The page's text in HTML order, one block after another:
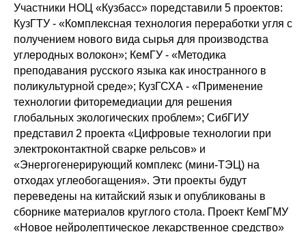
Участники НОЦ «Кузбасс» поредставили 5 проектов:
КузГТУ - «Комплексная технология переработки угля с
получением нового вида сырья для производства
углеродных волокон»; КемГУ - «Методика
преподавания русского языка как иностранного в
поликультурной среде»; КузГСХА - «Применение
технологии фиторемедиации для решения
глобальных экологических проблем»; СибГИУ
представил 2 проекта «Цифровые технологии при
электроконтактной сварке рельсов» и
«Энергогенерирующий комплекс (мини-ТЭЦ) на
отходах углеобогащения». Эти проекты будут
переведены на китайский язык и опубликованы в
сборнике материалов круглого стола. Проект КемГМУ
«Новое нейролептическое лекарственное средство»